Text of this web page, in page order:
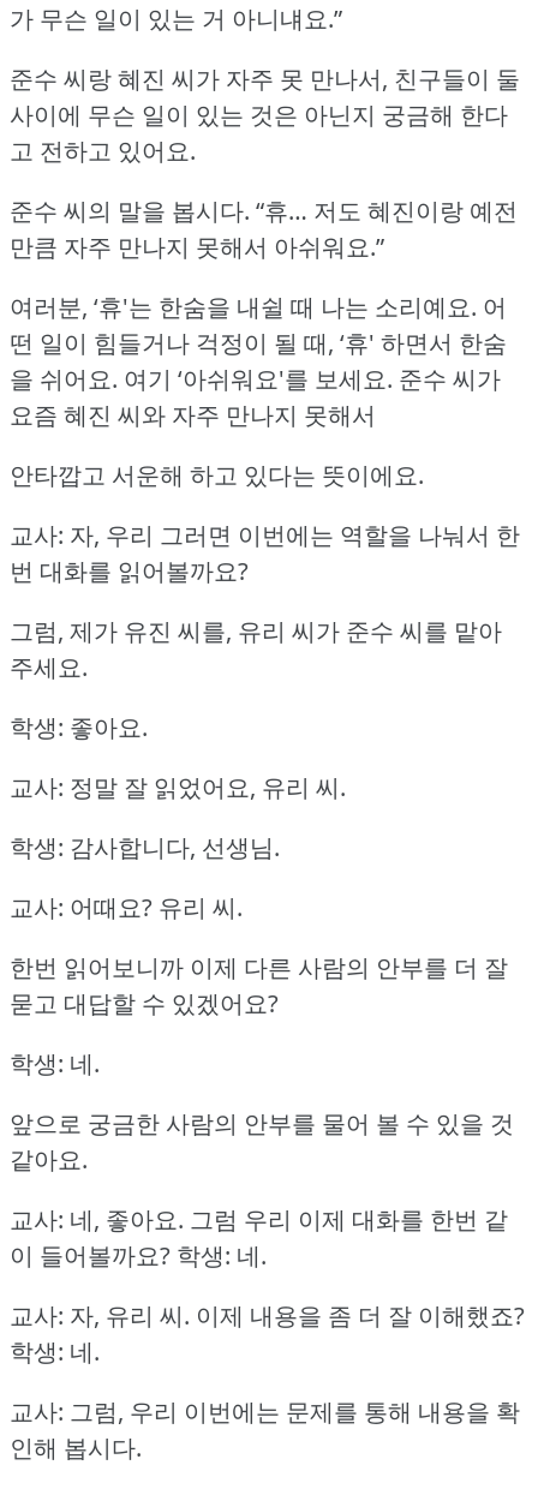
가 무슨 일이 있는 거 아니냬요.”
준수 씨랑 혜진 씨가 자주 못 만나서, 친구들이 둘
사이에 무슨 일이 있는 것은 아닌지 궁금해 한다
고 전하고 있어요.
준수 씨의 말을 봅시다. “휴… 저도 혜진이랑 예전
만큼 자주 만나지 못해서 아쉬워요.”
여러분, ‘휴'는 한숨을 내쉴 때 나는 소리예요. 어
떤 일이 힘들거나 걱정이 될 때, ‘휴' 하면서 한숨
을 쉬어요. 여기 ‘아쉬워요'를 보세요. 준수 씨가
요즘 혜진 씨와 자주 만나지 못해서
안타깝고 서운해 하고 있다는 뜻이에요.
교사: 자, 우리 그러면 이번에는 역할을 나눠서 한
번 대화를 읽어볼까요?
그럼, 제가 유진 씨를, 유리 씨가 준수 씨를 맡아
주세요.
학생: 좋아요.
교사: 정말 잘 읽었어요, 유리 씨.
학생: 감사합니다, 선생님.
교사: 어때요? 유리 씨.
한번 읽어보니까 이제 다른 사람의 안부를 더 잘
묻고 대답할 수 있겠어요?
학생: 네.
앞으로 궁금한 사람의 안부를 물어 볼 수 있을 것
같아요.
교사: 네, 좋아요. 그럼 우리 이제 대화를 한번 같
이 들어볼까요? 학생: 네.
교사: 자, 유리 씨. 이제 내용을 좀 더 잘 이해했죠?
학생: 네.
교사: 그럼, 우리 이번에는 문제를 통해 내용을 확
인해 봅시다.